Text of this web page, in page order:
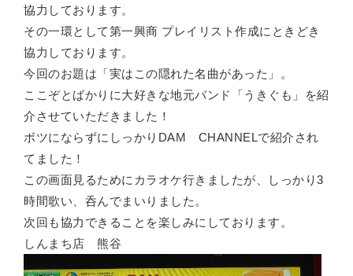
協力しております。
その一環として第一興商 プレイリスト作成にときどき
協力しております。
今回のお題は「実はこの隠れた名曲があった」。
ここぞとばかりに大好きな地元バンド「うきぐも」を紹
介させていただきました！
ボツにならずにしっかりDAM CHANNELで紹介され
てました！
この画面見るためにカラオケ行きましたが、しっかり3
時間歌い、呑んでまいりました。
次回も協力できることを楽しみにしております。
しんまち店 熊谷